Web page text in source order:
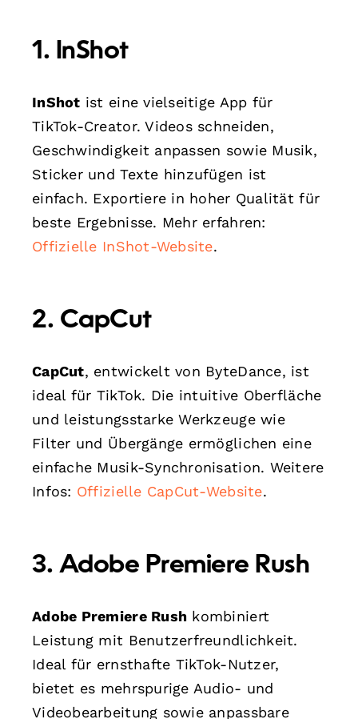
1. InShot
InShot ist eine vielseitige App für
TikTok-Creator. Videos schneiden,
Geschwindigkeit anpassen sowie Musik,
Sticker und Texte hinzufügen ist
einfach. Exportiere in hoher Qualität für
beste Ergebnisse. Mehr erfahren:
Offizielle InShot-Website.
2. CapCut
CapCut, entwickelt von ByteDance, ist
ideal für TikTok. Die intuitive Oberfläche
und leistungsstarke Werkzeuge wie
Filter und Übergänge ermöglichen eine
einfache Musik-Synchronisation. Weitere
Infos: Offizielle CapCut-Website.
3. Adobe Premiere Rush
Adobe Premiere Rush kombiniert
Leistung mit Benutzerfreundlichkeit.
Ideal für ernsthafte TikTok-Nutzer,
bietet es mehrspurige Audio- und
Videobearbeitung sowie anpassbare